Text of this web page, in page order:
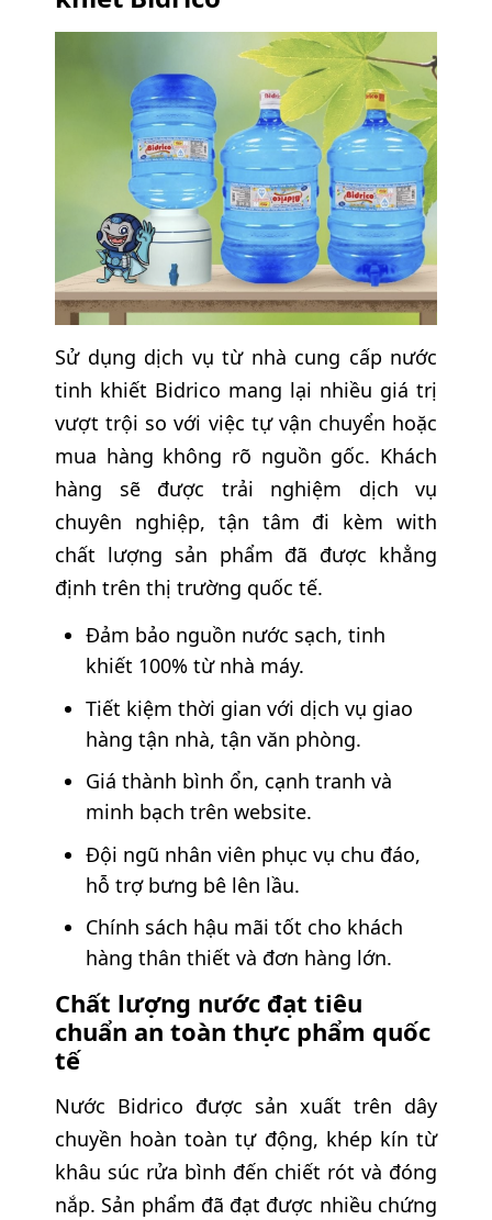
Sử dụng dịch vụ từ nhà cung cấp nước
tinh khiết Bidrico mang lại nhiều giá trị
vượt trội so với việc tự vận chuyển hoặc
mua hàng không rõ nguồn gốc. Khách
hàng sẽ được trải nghiệm dịch vụ
chuyên nghiệp, tận tâm đi kèm with
chất lượng sản phẩm đã được khẳng
định trên thị trường quốc tế.
Đảm bảo nguồn nước sạch, tinh
khiết 100% từ nhà máy.
Tiết kiệm thời gian với dịch vụ giao
hàng tận nhà, tận văn phòng.
Giá thành bình ổn, cạnh tranh và
minh bạch trên website.
Đội ngũ nhân viên phục vụ chu đáo,
hỗ trợ bưng bê lên lầu.
Chính sách hậu mãi tốt cho khách
hàng thân thiết và đơn hàng lớn.
Chất lượng nước đạt tiêu
chuẩn an toàn thực phẩm quốc
tế
Nước Bidrico được sản xuất trên dây
chuyền hoàn toàn tự động, khép kín từ
khâu súc rửa bình đến chiết rót và đóng
nắp. Sản phẩm đã đạt được nhiều chứng